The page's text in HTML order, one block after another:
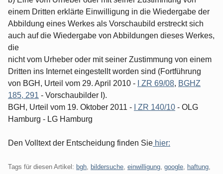
einem Dritten erklärte Einwilligung in die Wiedergabe der
Abbildung eines Werkes als Vorschaubild erstreckt sich
auch auf die Wiedergabe von Abbildungen dieses Werkes,
die
nicht vom Urheber oder mit seiner Zustimmung von einem
Dritten ins Internet eingestellt worden sind (Fortführung
von BGH, Urteil vom 29. April 2010 -
I ZR 69/08, BGHZ
185, 291 - Vorschaubilder I).
BGH, Urteil vom 19. Oktober 2011 -
I ZR 140/10 - OLG
Hamburg - LG Hamburg
Den Volltext der Entscheidung finden Sie hier:
Tags für diesen Artikel: bgh bildersuche einwilligung google haftung